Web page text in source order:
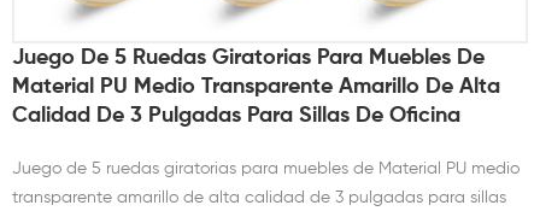
Juego De 5 Ruedas Giratorias Para Muebles De
Material PU Medio Transparente Amarillo De Alta
Calidad De 3 Pulgadas Para Sillas De Oficina
Juego de 5 ruedas giratorias para muebles de Material PU medio
transparente amarillo de alta calidad de 3 pulgadas para sillas